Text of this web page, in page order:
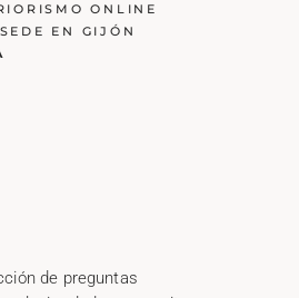
ONLINE
EN GIJÓN
de preguntas